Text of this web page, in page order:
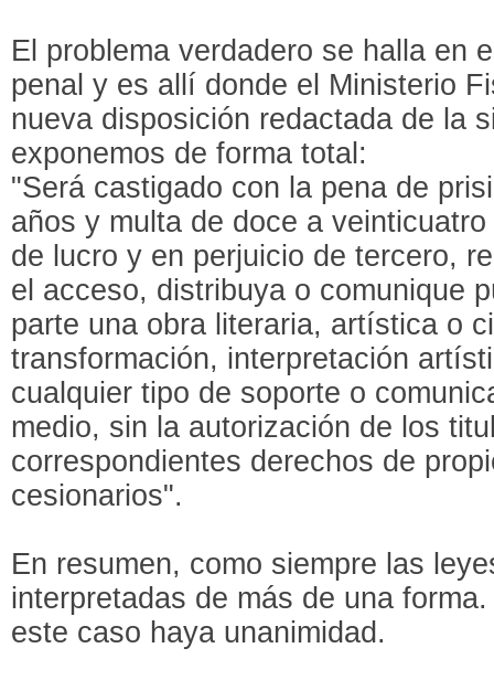
El problema verdadero se halla en
penal y es allí donde el Ministerio
nueva disposición redactada de la
exponemos de forma total:
"Será castigado con la pena de
años y multa de doce a
de lucro y en perjuicio de tercero,
el acceso, distribuya o comunique
parte una obra literaria, artística o
transformación, interpretación
cualquier tipo de soporte o
medio, sin la autorización de los
correspondientes derechos de
cesionarios".
En resumen, como siempre las
interpretadas de más de una
este caso haya unanimidad.